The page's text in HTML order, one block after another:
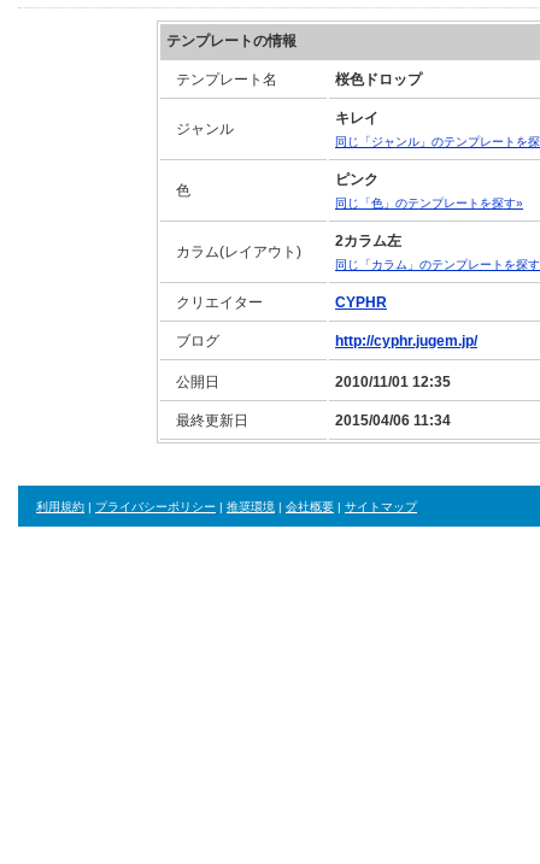
テンプレートの情報
テンプレート名 桜色ドロップ
ジャンル
キレイ
同じ「ジャンル」のテンプレートを
色
ピンク
同じ「色」のテンプレートを探す»
カラム(レイアウト)
2カラム左
同じ「カラム」のテンプレートを探
クリエイター CYPHR
ブログ http://cyphr.jugem.jp/
公開日 2010/11/01 12:35
最終更新日 2015/04/06 11:34
利用規約 | プライバシーポリシー | 推奨環境 | 会社概要 | サイトマップ